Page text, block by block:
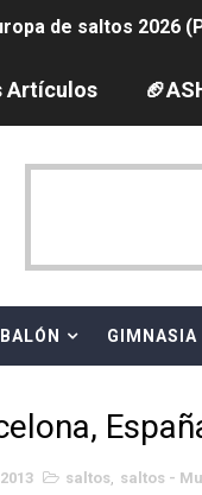
2026 - Etapa 6
League 2026
de pentatlón
de natación
Brodido
- GP Gran
de high diving
Artículos
BALÓN GIMNASIA
saltos, saltos -